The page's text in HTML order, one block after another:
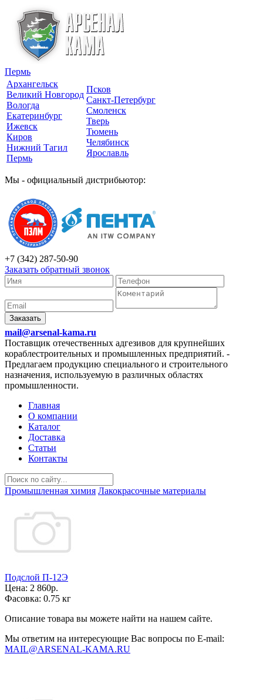
Пермь
Архангельск
Великий Новгород
Вологда
Екатеринбург
Ижевск
Киров
Нижний Тагил
Пермь
Псков
Санкт-Петербург
Смоленск
Тверь
Тюмень
Челябинск
Ярославль
Мы - официальный дистрибьютор:
+7 (342) 287-50-90
Заказать обратный звонок
Заказать
mail@arsenal-kama.ru
Поставщик отечественных адгезивов для крупнейших
кораблестроительных и промышленных предприятий. -
Предлагаем продукцию специального и строительного
назначения, используемую в различных областях
промышленности.
Главная
О компании
Каталог
Доставка
Статьи
Контакты
Промышленная химия Лакокрасочные материалы
Подслой П-12Э
Цена: 2 860р.
Фасовка: 0.75 кг
Описание товара вы можете найти на нашем сайте.
Мы ответим на интересующие Вас вопросы по E-mail:
MAIL@ARSENAL-KAMA.RU